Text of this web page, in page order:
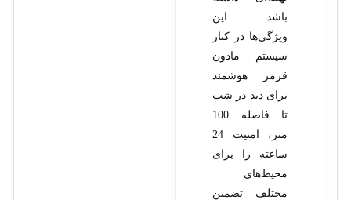
باشد. این
ویژگی‌ها در کنار
سیستم مادون
قرمز هوشمند
برای دید در شب
تا فاصله 100
متر، امنیت 24
ساعته را برای
محیط‌های
مختلف تضمین